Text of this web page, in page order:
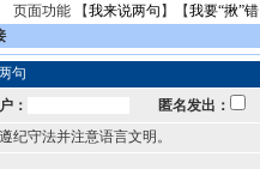
页面功能 【我来说两句 】【我要“揪”错
句
：
匿名发出：
纪守法并注意语言文明。